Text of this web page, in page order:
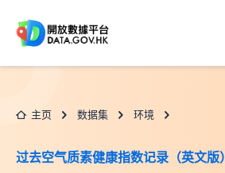
主页 数据集 环境
过去空气质素健康指数记录（英文版）